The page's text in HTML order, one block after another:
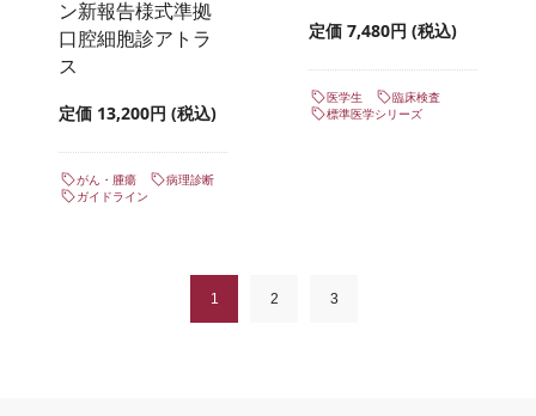
ン新報告様式準拠
口腔細胞診アトラ
ス
定価 13,200円 (税込)
がん・腫瘍
病理診断
ガイドライン
定価 7,480円 (税込)
医学生
臨床検査
標準医学シリーズ
1 2 3